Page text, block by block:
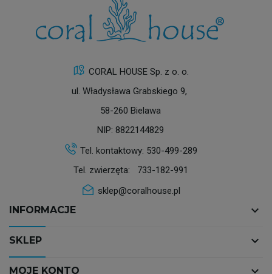
CORAL HOUSE Sp. z o. o.
ul. Władysława Grabskiego 9,
58-260 Bielawa
NIP: 8822144829
Tel. kontaktowy: 530-499-289
Tel. zwierzęta: 733-182-991
sklep@coralhouse.pl
INFORMACJE keyboard_arrow_down
SKLEP keyboard_arrow_down
MOJE KONTO